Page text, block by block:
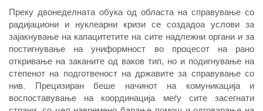
Преку двонеделната обука од областа на справување со
радијациони и нуклеарни кризи се создадоа услови за
зајакнување на капацитетите на сите надлежни органи и за
постигнување на униформност во процесот на рано
откривање на заканите од ваков тип, но и подигнување на
степенот на подготвеност на државите за справување со
нив. Прецизиран беше начинот на комуникација и
воспоставување на координација меѓу сите засегнати